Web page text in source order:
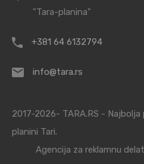
"Tara-planina"
+381 64 6132794
info@tara.rs
2017-2026- TARA.RS -
planini Tari.
Agencija za reklamnu